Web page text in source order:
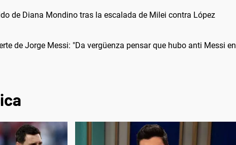
de Diana Mondino tras la escalada de Milei contra López
de Jorge Messi: "Da vergüenza pensar que hubo anti Messi en